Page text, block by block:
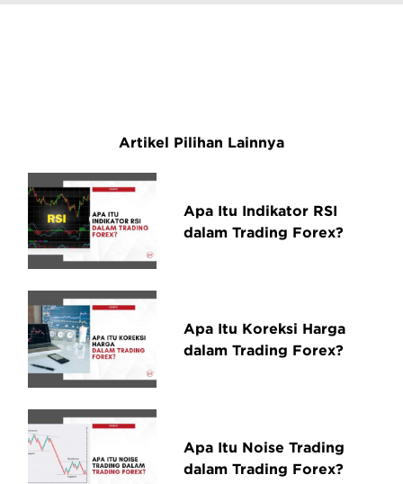
Artikel Pilihan Lainnya
Apa Itu Indikator RSI
dalam Trading Forex?
Apa Itu Koreksi Harga
dalam Trading Forex?
Apa Itu Noise Trading
dalam Trading Forex?